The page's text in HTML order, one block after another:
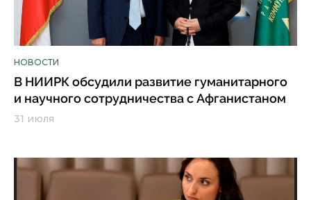
НОВОСТИ
В НИИРК обсудили развитие гуманитарного
и научного сотрудничества с Афганистаном
31 июля